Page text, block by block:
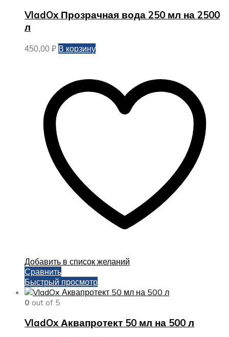
VladOx Прозрачная вода 250 мл на 2500
л
450,00 ₽ В корзину
Добавить в список желаний
Сравнить
Быстрый просмотр
0 out of 5
VladOx Аквапротект 50 мл на 500 л